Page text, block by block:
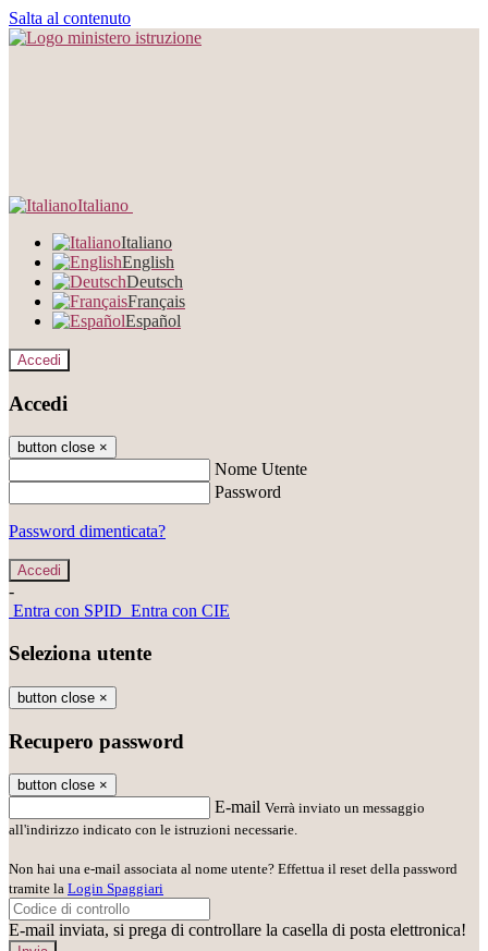
Salta al contenuto
Italiano
Italiano
English
Deutsch
Français
Español
Accedi
Accedi
button close ×
Nome Utente
Password
Password dimenticata?
-
Entra con SPID Entra con CIE
Seleziona utente
button close ×
Recupero password
button close ×
E-mail Verrà inviato un messaggio
all'indirizzo indicato con le istruzioni necessarie.
Non hai una e-mail associata al nome utente? Effettua il reset della password
tramite la Login Spaggiari
E-mail inviata, si prega di controllare la casella di posta elettronica!